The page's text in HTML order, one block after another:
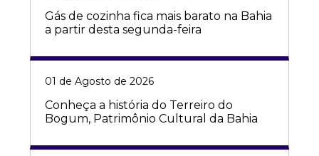
Gás de cozinha fica mais barato na Bahia
a partir desta segunda-feira
01 de Agosto de 2026
Conheça a história do Terreiro do
Bogum, Patrimônio Cultural da Bahia